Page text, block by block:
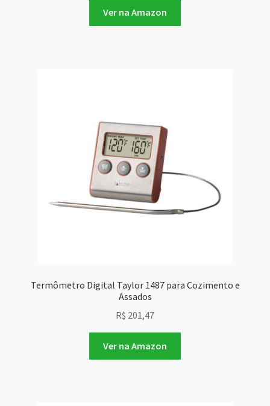
Ver na Amazon
Termômetro Digital Taylor 1487 para Cozimento e
Assados
R$ 201,47
Ver na Amazon